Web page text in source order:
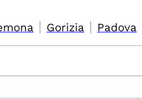
| Gorizia | Padova